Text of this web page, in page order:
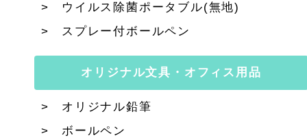
ウイルス除菌ポータブル(無地)
スプレー付ボールペン
オリジナル文具・オフィス用品
オリジナル鉛筆
ボールペン